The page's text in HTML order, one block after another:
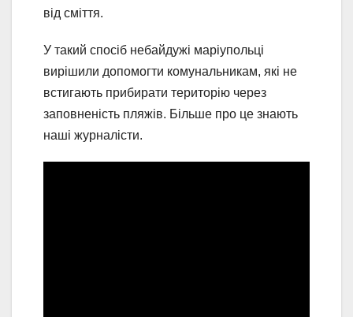
від сміття.
У такий спосіб небайдужі маріупольці
вирішили допомогти комунальникам, які не
встигають прибирати територію через
заповненість пляжів. Більше про це знають
наші журналісти.